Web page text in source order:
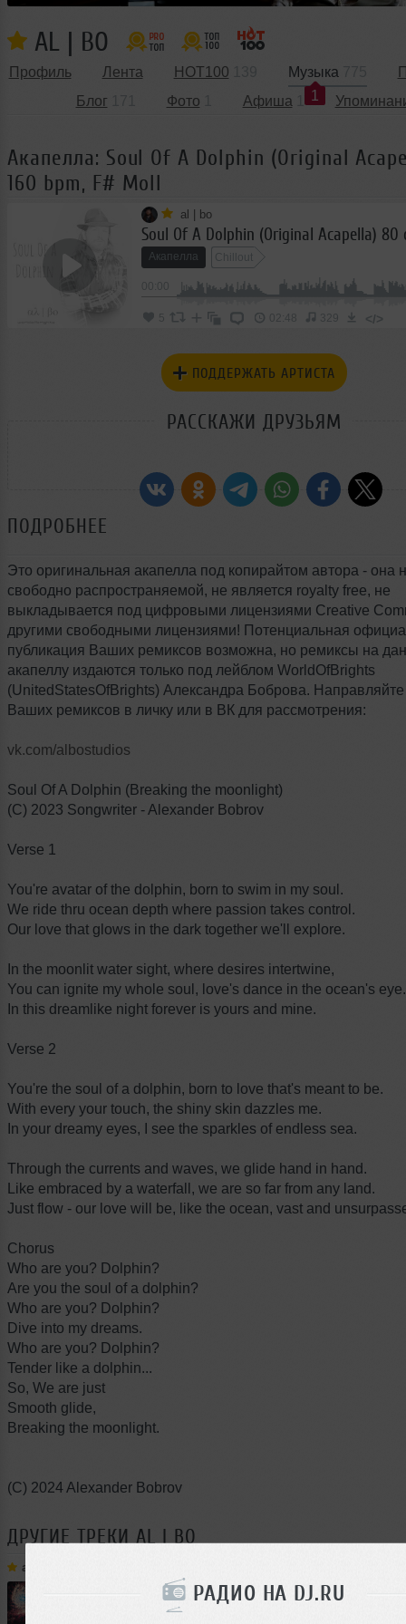
РАДИО НА DJ.RU
AL | BO
Профиль Лента HOT100
Музыка
1
Блог
Фото Афиша
Акапелла: Soul Of A Dolphin (Original
160 bpm, F# Moll
al | bo
Акапелла Chillout
5 02:48 329 </>
ПОДДЕРЖАТЬ АРТИСТА
РАССКАЖИ ДРУЗЬЯМ
ПОДРОБНЕЕ
Это оригинальная акапелла под копирайтом автора - она
свободно распространяемой, не является royalty free, не
выкладывается под цифровыми лицензиями Creative
другими свободными лицензиями! Потенциальная
публикация Ваших ремиксов возможна, но ремиксы на
акапеллу издаются только под лейблом WorldOfBrights
(UnitedStatesOfBrights) Александра Боброва.
Ваших ремиксов в личку или в ВК для рассмотрения:
vk.com/albostudios
Soul Of A Dolphin (Breaking the moonlight)
(C) 2023 Songwriter - Alexander Bobrov
Verse 1
You're avatar of the dolphin, born to swim in my soul.
We ride thru ocean depth where passion takes control.
Our love that glows in the dark together we'll explore.
In the moonlit water sight, where desires intertwine,
You can ignite my whole soul, love's dance in the ocean's eye.
In this dreamlike night forever is yours and mine.
Verse 2
You're the soul of a dolphin, born to love that's meant to be.
With every your touch, the shiny skin dazzles me.
In your dreamy eyes, I see the sparkles of endless sea.
Through the currents and waves, we glide hand in hand.
Like embraced by a waterfall, we are so far from any land.
Just flow - our love will be, like the ocean, vast and
Chorus
Who are you? Dolphin?
Are you the soul of a dolphin?
Who are you? Dolphin?
Dive into my dreams.
Who are you? Dolphin?
Tender like a dolphin...
So, We are just
Smooth glide,
Breaking the moonlight.
(C) 2024 Alexander Bobrov
ДРУГИЕ ТРЕКИ AL | BO
al | bo